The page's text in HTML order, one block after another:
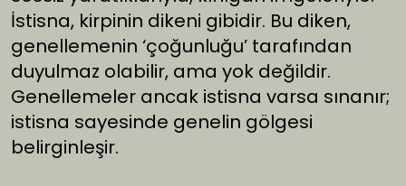
İstisna, kirpinin dikeni gibidir. Bu diken,
genellemenin ‘çoğunluğu’ tarafından
duyulmaz olabilir, ama yok değildir.
Genellemeler ancak istisna varsa sınanır;
istisna sayesinde genelin gölgesi
belirginleşir.